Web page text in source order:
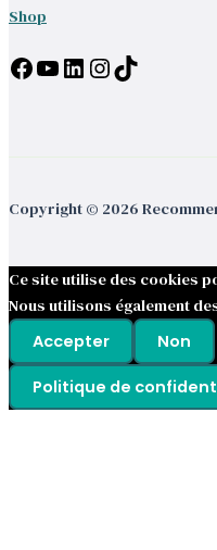
Shop
Facebook
YouTube
LinkedIn
Instagram
TikTok
Copyright © 2026
Ce site utilise des cookies
Nous utilisons également
Accepter
Non
Politique de